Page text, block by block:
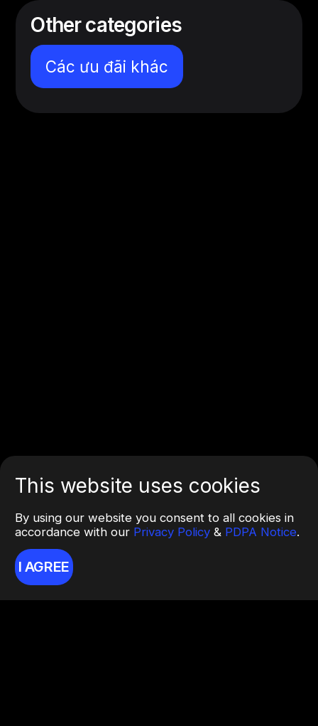
This website uses cookies
By using our website you consent to all cookies in
accordance with our Privacy Policy & PDPA Notice.
I AGREE
Other categories
Các ưu đãi khác